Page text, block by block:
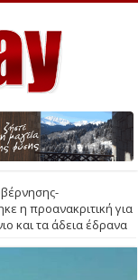
η προανακριτική για
και τα άδεια έδρανα